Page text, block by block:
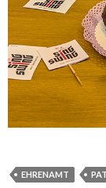
EHRENAMT